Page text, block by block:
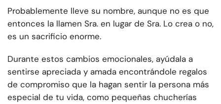
Probablemente lleve su nombre, aunque no es que
entonces la llamen Sra. en lugar de Sra. Lo crea o no,
es un sacrificio enorme.
Durante estos cambios emocionales, ayúdala a
sentirse apreciada y amada encontrándole regalos
de compromiso que la hagan sentir la persona más
especial de tu vida, como pequeñas chucherías